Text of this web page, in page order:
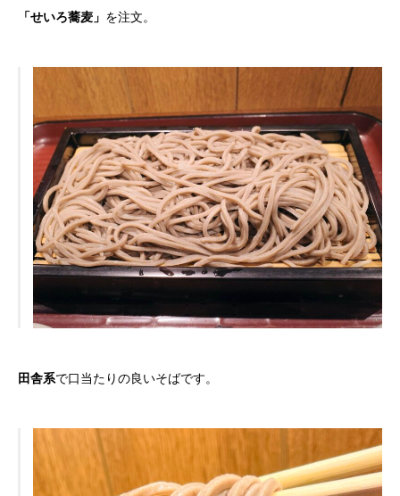
「せいろ蕎麦」 を注文。
田舎系で口当たりの良いそばです。